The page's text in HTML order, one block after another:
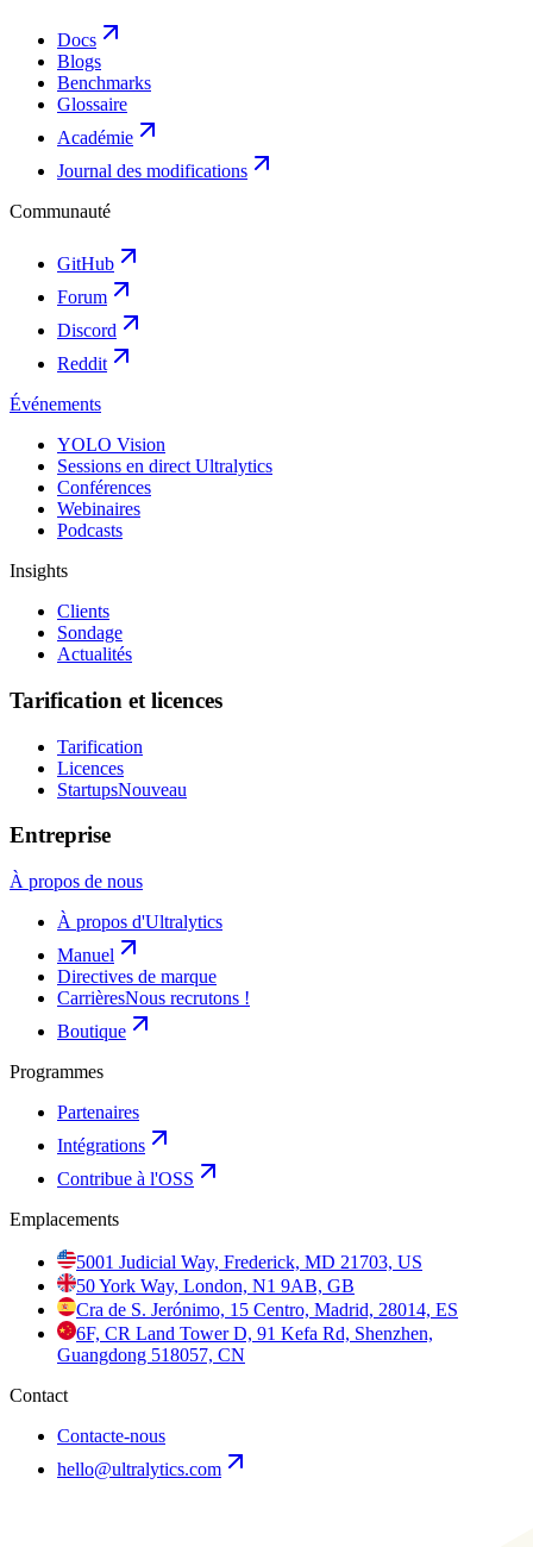
Docs
Blogs
Benchmarks
Glossaire
Académie
Journal des modifications
Communauté
GitHub
Forum
Discord
Reddit
Événements
YOLO Vision
Sessions en direct Ultralytics
Conférences
Webinaires
Podcasts
Insights
Clients
Sondage
Actualités
Tarification et licences
Tarification
Licences
StartupsNouveau
Entreprise
À propos de nous
À propos d'Ultralytics
Manuel
Directives de marque
CarrièresNous recrutons !
Boutique
Programmes
Partenaires
Intégrations
Contribue à l'OSS
Emplacements
5001 Judicial Way, Frederick, MD 21703, US
50 York Way, London, N1 9AB, GB
Cra de S. Jerónimo, 15 Centro, Madrid, 28014, ES
6F, CR Land Tower D, 91 Kefa Rd, Shenzhen,
Guangdong 518057, CN
Contact
Contacte-nous
hello@ultralytics.com